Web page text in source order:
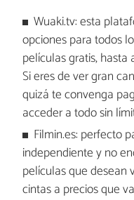
Wuaki.tv: esta
opciones para todos
películas gratis, hasta
Si eres de ver gran
quizá te convenga
acceder a todo sin
Filmin.es: perfecto
independiente y no
películas que desean
cintas a precios que